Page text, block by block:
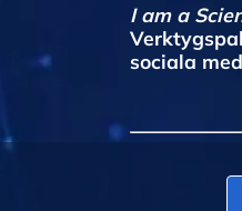
I am a
sociala